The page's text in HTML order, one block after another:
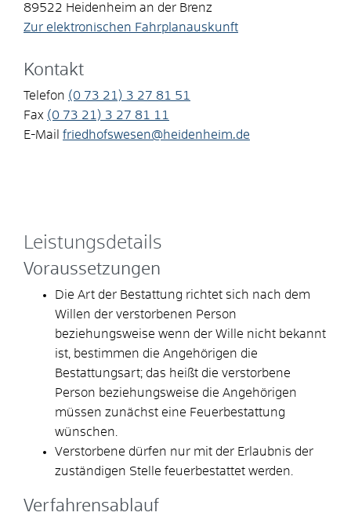
89522 Heidenheim an der Brenz
Zur elektronischen Fahrplanauskunft
Kontakt
Telefon (0 73 21) 3 27 81
51
Fax (0 73 21) 3 27 81
11
E-Mail friedhofswesen@heidenheim.de
Leistungsdetails
Voraussetzungen
Die Art der Bestattung richtet sich nach dem
Willen der verstorbenen Person
beziehungsweise wenn der Wille nicht bekannt
ist, bestimmen die Angehörigen die
Bestattungsart; das heißt die verstorbene
Person beziehungsweise die Angehörigen
müssen zunächst eine Feuerbestattung
wünschen.
Verstorbene dürfen nur mit der Erlaubnis der
zuständigen Stelle feuerbestattet werden.
Verfahrensablauf